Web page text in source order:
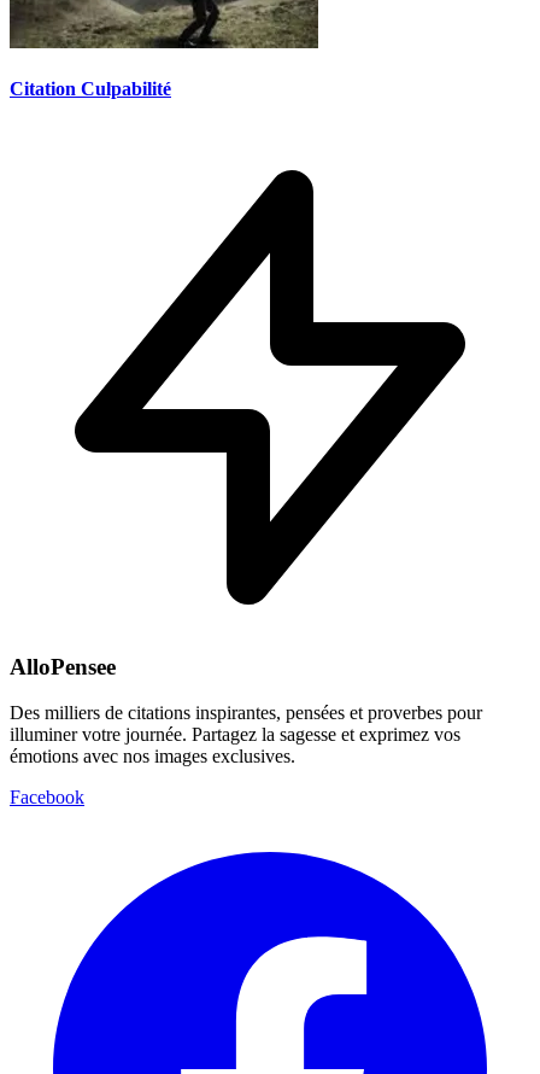
Citation Culpabilité
AlloPensee
Des milliers de citations inspirantes, pensées et proverbes pour
illuminer votre journée. Partagez la sagesse et exprimez vos
émotions avec nos images exclusives.
Facebook